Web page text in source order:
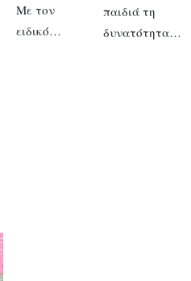
Με τον
ειδικό…
παιδιά τη
δυνατότητα…